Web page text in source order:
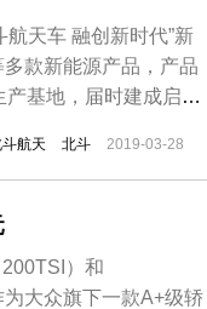
天车 融创新时代”新
款新能源产品，产品
基地，届时建成启动
车以及纯电动轻卡、
航天 北斗 2019-03-28
）和
大众旗下一款A+级轿